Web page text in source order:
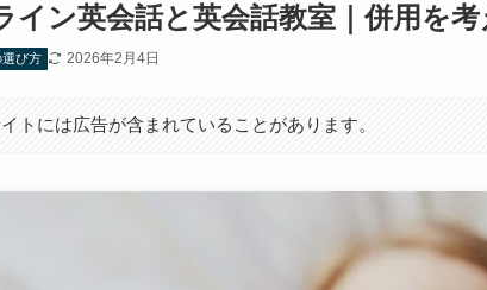
イン英会話と英会話教室｜併用を
び方 2026年2月4日
トには広告が含まれていることがあります。